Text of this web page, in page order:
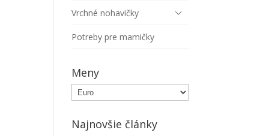
Vrchné nohavičky
Potreby pre mamičky
Meny
Najnovšie články